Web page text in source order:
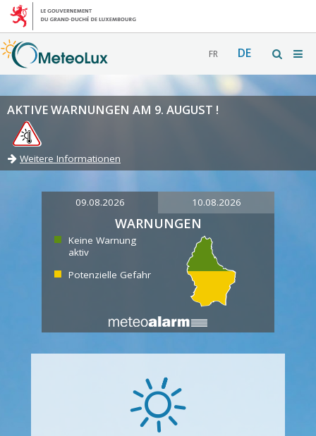
FR DE
AKTIVE WARNUNGEN AM 9. AUGUST !
Weitere Informationen
09.08.2026 10.08.2026
WARNUNGEN
Keine Warnung
aktiv
Potenzielle Gefahr